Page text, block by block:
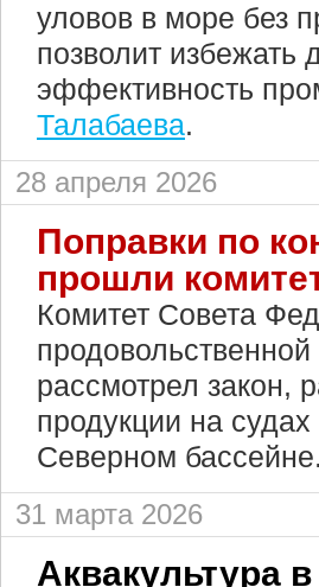
уловов в море без
позволит избежать
эффективность
Талабаева.
28 апреля 2026
Поправки по
прошли
Комитет Совета
рассмотрел закон,
продукции на
Северном бассейне.
31 марта 2026
Аквакультура